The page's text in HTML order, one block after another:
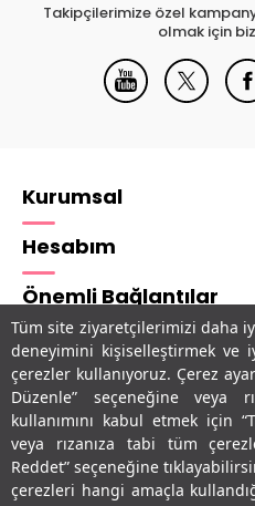
Tüm site ziyaretçilerimizi daha
deneyimini kişiselleştirmek ve
çerezler kullanıyoruz. Çerez
Düzenle” seçeneğine veya
kullanımını kabul etmek için
veya rızanıza tabi tüm
Reddet” seçeneğine
çerezleri hangi amaçla
Takipçilerimize özel
olmak için
Kurumsal
Hesabım
Önemli Bağlantılar
Adres & İletişim
Uygulamalarımız